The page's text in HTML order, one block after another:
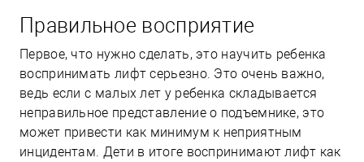
Правильное восприятие
Первое, что нужно сделать, это научить ребенка
воспринимать лифт серьезно. Это очень важно,
ведь если с малых лет у ребенка складывается
неправильное представление о подъемнике, это
может привести как минимум к неприятным
инцидентам. Дети в итоге воспринимают лифт как